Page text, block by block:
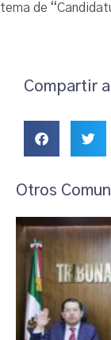
tema de
Compartir
Otros